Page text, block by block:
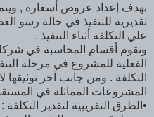
بهدف إعداد عروض أسعاره , ويتم
تقديرية للتنفيذ في حالة رسو
علي التكلفة أثناء التنفيذ .
وتقوم أقسام المحاسبة في
الفعلية للمشروع في مرحلة
التكلفة . ومن جانب آخر توثيقها
المشروعات المماثلة في
•الطرق التقريبية لتقدير التكلفة :